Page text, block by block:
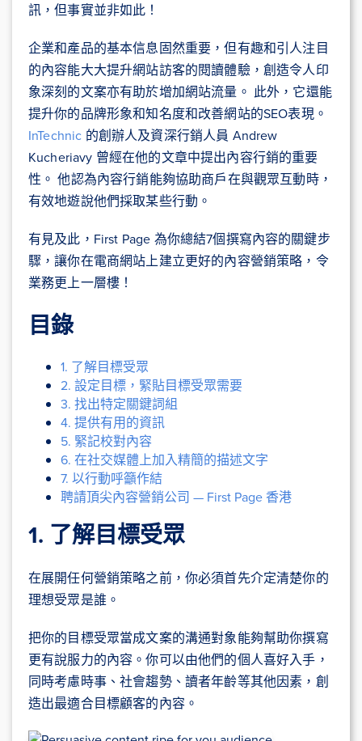
訊，但事實並非如此！
企業和產品的基本信息固然重要，但有趣和引人注目
的內容能大大提升網站訪客的閱讀體驗，創造令人印
象深刻的文案亦有助於增加網站流量。 此外，它還能
提升你的品牌形象和知名度和改善網站的SEO表現。
InTechnic 的創辦人及資深行銷人員 Andrew
Kucheriavy 曾經在他的文章中提出內容行銷的重要
性。 他認為內容行銷能夠協助商戶在與觀眾互動時，
有效地遊說他們採取某些行動。
有見及此，First Page 為你總結7個撰寫內容的關鍵步
驟，讓你在電商網站上建立更好的內容營銷策略，令
業務更上一層樓！
目錄
1. 了解目標受眾
2. 設定目標，緊貼目標受眾需要
3. 找出特定關鍵詞組
4. 提供有用的資訊
5. 緊記校對內容
6. 在社交媒體上加入精簡的描述文字
7. 以行動呼籲作結
聘請頂尖內容營銷公司 — First Page 香港
1. 了解目標受眾
在展開任何營銷策略之前，你必須首先介定清楚你的
理想受眾是誰。
把你的目標受眾當成文案的溝通對象能夠幫助你撰寫
更有說服力的內容。你可以由他們的個人喜好入手，
同時考慮時事、社會趨勢、讀者年齡等其他因素，創
造出最適合目標顧客的內容。